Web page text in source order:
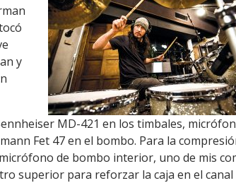
y
MD-421 en los timbales,
Fet 47 en el bombo. Para la
de bombo interior, uno de mis
superior para reforzar la caja en el